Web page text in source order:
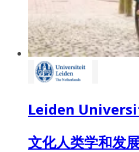
Leiden
文化人类学和发